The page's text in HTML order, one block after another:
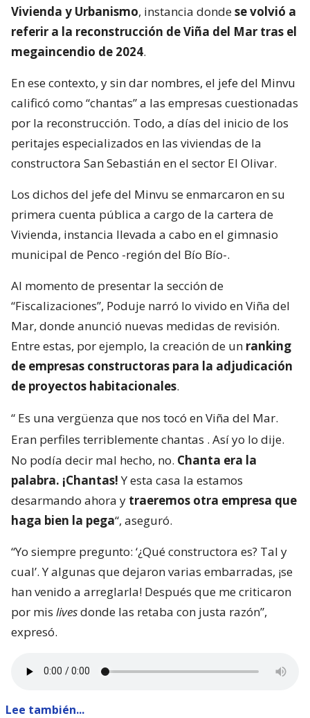
Vivienda y Urbanismo, instancia dondese volvió a
referir a la reconstrucción de Viña del Mar tras el
megaincendio de 2024.
En ese contexto, y sin dar nombres, el jefe del Minvu
calificó como “chantas” a las empresas cuestionadas
por la reconstrucción. Todo, a días del inicio de los
peritajes especializados en las viviendas de la
constructora San Sebastián en el sector El Olivar.
Los dichos del jefe del Minvu se enmarcaron en su
primera cuenta pública a cargo de la cartera de
Vivienda, instancia llevada a cabo en el gimnasio
municipal de Penco -región del Bío Bío-.
Al momento de presentar la sección de
“Fiscalizaciones”, Poduje narró lo vivido en Viña del
Mar, donde anunció nuevas medidas de revisión.
Entre estas, por ejemplo, la creación de un ranking
de empresas constructoras para la adjudicación
de proyectos habitacionales.
“ Es una vergüenza que nos tocó en Viña del Mar.
Eran perfiles terriblemente chantas . Así yo lo dije.
No podía decir mal hecho, no. Chanta era la
palabra. ¡Chantas!Y esta casa la estamos
desarmando ahora y traeremos otra empresa que
haga bien la pega“, aseguró.
“Yo siempre pregunto: ‘¿Qué constructora es? Tal y
cual’. Y algunas que dejaron varias embarradas, ¡se
han venido a arreglarla! Después que me criticaron
por mis livesdonde las retaba con justa razón”,
expresó.
Lee también...